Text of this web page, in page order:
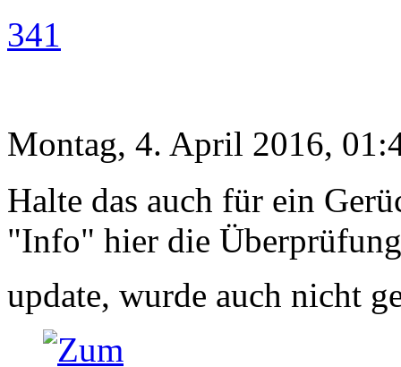
341
Montag, 4. April 2016,
Halte das auch für ein
"Info" hier die
update, wurde auch nicht